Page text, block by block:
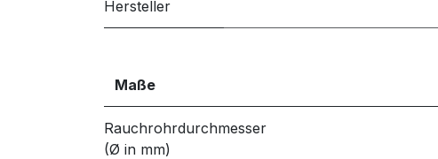
Hersteller
Maße
Rauchrohrdurchmesser
(Ø in mm)